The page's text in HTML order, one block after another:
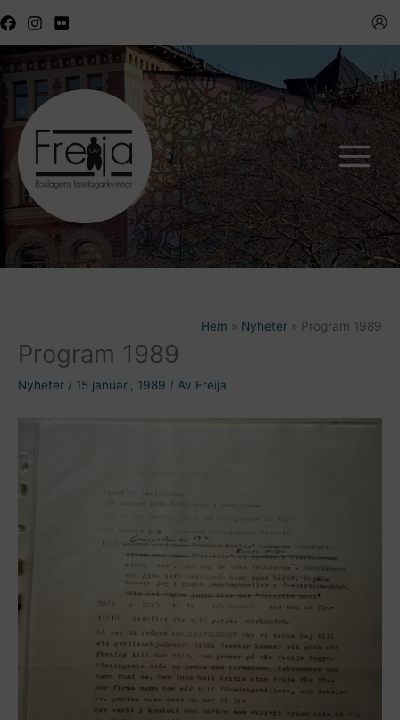
till
Hem Nyheter Program 1989
Program 1989
Nyheter / 15 januari, 1989 / Av Freija